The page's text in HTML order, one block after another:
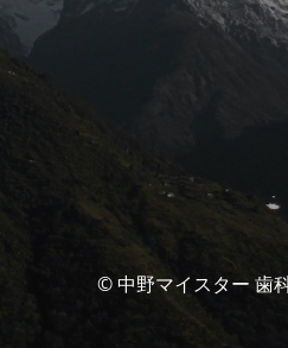
© 中野マイスター 歯